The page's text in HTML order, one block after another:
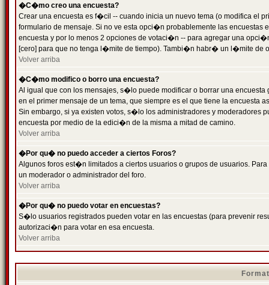
�C�mo creo una encuesta?
Crear una encuesta es f�cil -- cuando inicia un nuevo tema (o modifica el
formulario de mensaje. Si no ve esta opci�n probablemente las
encuesta y por lo menos 2 opciones de votaci�n -- para agregar una
[cero] para que no tenga l�mite de tiempo). Tambi�n habr� un l�mite de
Volver arriba
�C�mo modifico o borro una encuesta?
Al igual que con los mensajes, s�lo puede modificar o borrar una
en el primer mensaje de un tema, que siempre es el que tiene la encuesta
Sin embargo, si ya existen votos, s�lo los administradores y moderadores
encuesta por medio de la edici�n de la misma a mitad de camino.
Volver arriba
�Por qu� no puedo acceder a ciertos Foros?
Algunos foros est�n limitados a ciertos usuarios o grupos de usuarios.
un moderador o administrador del foro.
Volver arriba
�Por qu� no puedo votar en encuestas?
S�lo usuarios registrados pueden votar en las encuestas (para prevenir
autorizaci�n para votar en esa encuesta.
Volver arriba